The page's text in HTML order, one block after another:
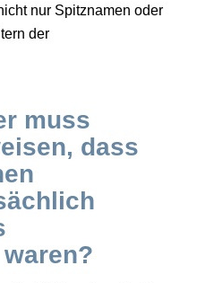
nur Spitznamen oder
der
muss
dass